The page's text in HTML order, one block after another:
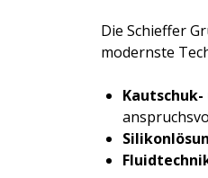
Die Schieffer
modernste